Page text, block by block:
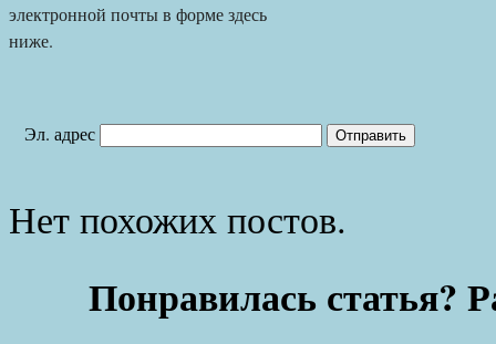
электронной почты в форме здесь
ниже.
Эл. адрес
Нет похожих постов.
Понравилась статья?